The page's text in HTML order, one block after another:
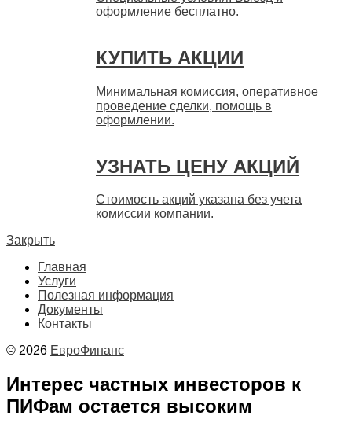
оформление бесплатно.
КУПИТЬ АКЦИИ
Минимальная комиссия, оперативное
проведение сделки, помощь в
оформлении.
УЗНАТЬ ЦЕНУ АКЦИЙ
Стоимость акций указана без учета
комиссии компании.
Закрыть
Главная
Услуги
Полезная информация
Документы
Контакты
© 2026 ЕвроФинанс
Интерес частных инвесторов к
ПИФам остается высоким